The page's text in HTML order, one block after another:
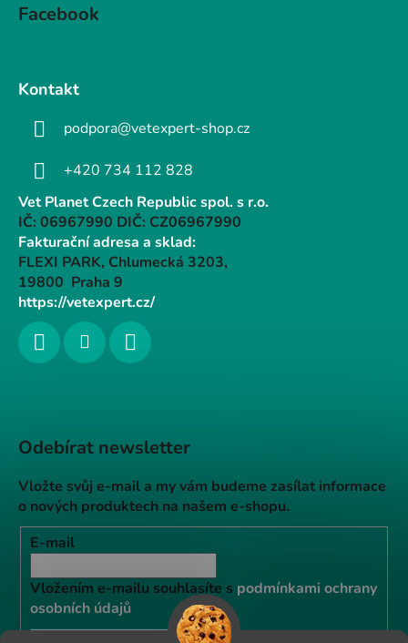
Facebook
Kontakt
podpora@vetexpert-shop.cz
+420 734 112 828
Vet Planet Czech Republic spol. s r.o.
IČ: 06967990 DIČ: CZ06967990
Fakturační adresa a sklad:
FLEXI PARK, Chlumecká 3203,
19800 Praha 9
https://vetexpert.cz/
Odebírat newsletter
Vložte svůj e-mail a my vám budeme zasílat informace
o nových produktech na našem e-shopu.
E-mail
Vložením e-mailu souhlasíte s podmínkami ochrany
osobních údajů